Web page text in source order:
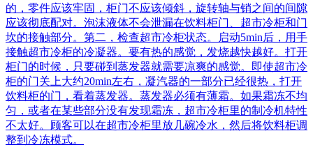
的，零件应该牢固，柜门不应该倾斜，旋转轴与销之间的间隙
应该彻底配对。泡沫液体不会泄漏在饮料柜门、超市冷柜和门
坎的接触部分。第二，检查超市冷柜状态。启动5min后，用手
接触超市冷柜的冷凝器。要有热的感觉，发烧越快越好。打开
柜门的时候，只要碰到蒸发器就需要凉爽的感觉。即使超市冷
柜的门关上大约20min左右，凝汽器的一部分已经很热，打开
饮料柜的门，看着蒸发器。蒸发器必须有薄霜。如果霜冻不均
匀，或者在某些部分没有发现霜冻，超市冷柜里的制冷机特性
不太好。顾客可以在超市冷柜里放几碗冷水，然后将饮料柜调
整到冷冻模式。